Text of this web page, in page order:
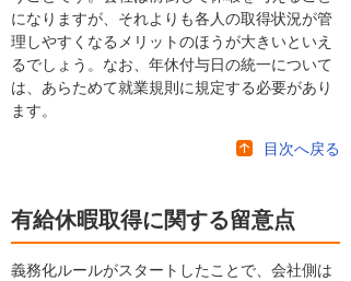
になりますが、それよりも各人の取得状況が管
理しやすくなるメリットのほうが大きいといえ
るでしょう。なお、年休付与日の統一について
は、あらためて就業規則に規定する必要があり
ます。
目次へ戻る
有給休暇取得に関する留意点
義務化ルールがスタートしたことで、会社側は